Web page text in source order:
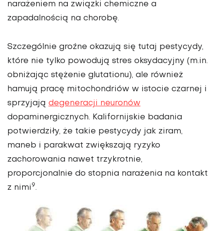
narażeniem na związki chemiczne a
zapadalnością na chorobę.
Szczególnie groźne okazują się tutaj pestycydy,
które nie tylko powodują stres oksydacyjny (m.in.
obniżając stężenie glutationu), ale również
hamują pracę mitochondriów w istocie czarnej i
sprzyjają degeneracji neuronów
dopaminergicznych. Kalifornijskie badania
potwierdziły, że takie pestycydy jak ziram,
maneb i parakwat zwiększają ryzyko
zachorowania nawet trzykrotnie,
proporcjonalnie do stopnia narażenia na kontakt
z nimi 9.